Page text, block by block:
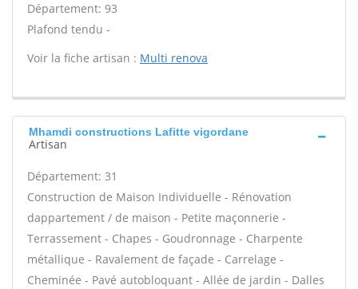
Département: 93
Plafond tendu -
Voir la fiche artisan : Multi renova
Mhamdi constructions Lafitte vigordane
Artisan
Département: 31
Construction de Maison Individuelle - Rénovation
dappartement / de maison - Petite maçonnerie -
Terrassement - Chapes - Goudronnage - Charpente
métallique - Ravalement de façade - Carrelage -
Cheminée - Pavé autobloquant - Allée de jardin - Dalles